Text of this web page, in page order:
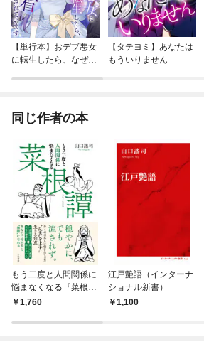
【単行本】おデブ悪女
に転生したら、なぜか
【タテヨミ】あなたは
もういりません
同じ作者の本
もう二度と人間関係に
悩まなくなる『菜根
譚』1,760
江戸艶語（インターナ
ショナル新書）
1,100